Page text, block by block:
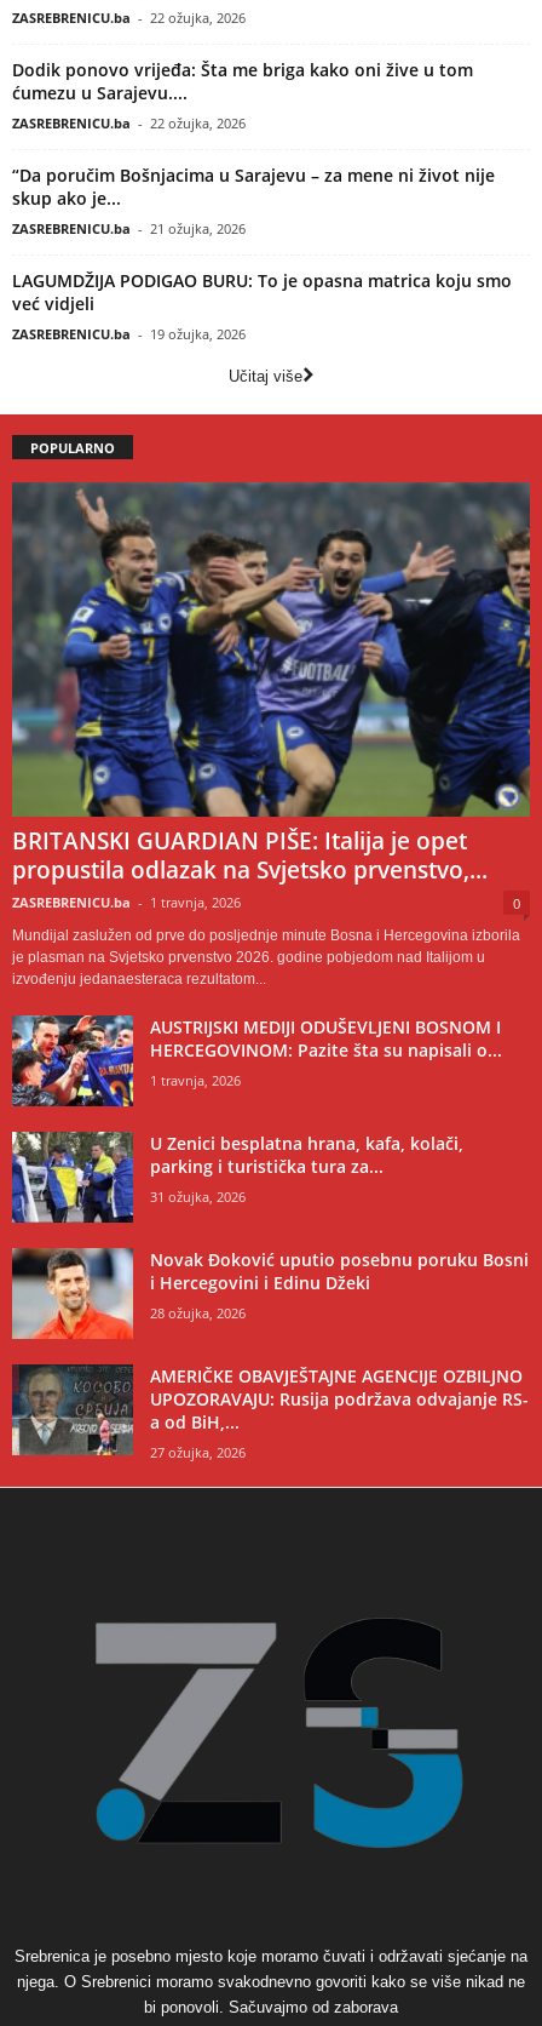
ZASREBRENICU.ba - 22 ožujka, 2026
Dodik ponovo vrijeđa: Šta me briga kako oni žive u tom
ćumezu u Sarajevu....
ZASREBRENICU.ba - 22 ožujka, 2026
“Da poručim Bošnjacima u Sarajevu – za mene ni život nije
skup ako je...
ZASREBRENICU.ba - 21 ožujka, 2026
LAGUMDŽIJA PODIGAO BURU: To je opasna matrica koju smo
već vidjeli
ZASREBRENICU.ba - 19 ožujka, 2026
Učitaj više
POPULARNO
BRITANSKI GUARDIAN PIŠE: Italija je opet
propustila odlazak na Svjetsko prvenstvo,...
ZASREBRENICU.ba - 1 travnja, 2026 0
Mundijal zaslužen od prve do posljednje minute Bosna i Hercegovina izborila
je plasman na Svjetsko prvenstvo 2026. godine pobjedom nad Italijom u
izvođenju jedanaesteraca rezultatom...
AUSTRIJSKI MEDIJI ODUŠEVLJENI BOSNOM I
HERCEGOVINOM: Pazite šta su napisali o...
1 travnja, 2026
U Zenici besplatna hrana, kafa, kolači,
parking i turistička tura za...
31 ožujka, 2026
Novak Đoković uputio posebnu poruku Bosni
i Hercegovini i Edinu Džeki
28 ožujka, 2026
AMERIČKE OBAVJEŠTAJNE AGENCIJE OZBILJNO
UPOZORAVAJU: Rusija podržava odvajanje RS-
a od BiH,...
27 ožujka, 2026
Srebrenica je posebno mjesto koje moramo čuvati i održavati sjećanje na
njega. O Srebrenici moramo svakodnevno govoriti kako se više nikad ne
bi ponovoli. Sačuvajmo od zaborava